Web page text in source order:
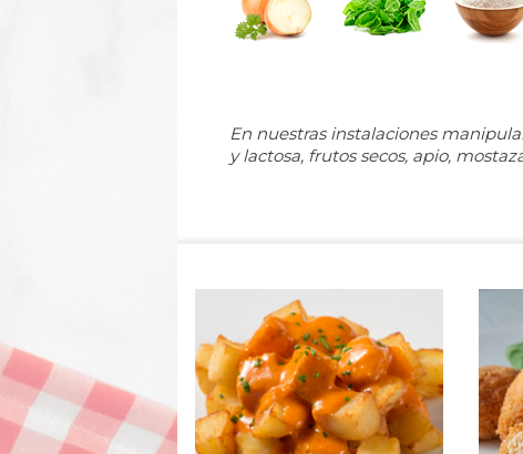
En nuestras instalaciones
y lactosa, frutos secos, apio,